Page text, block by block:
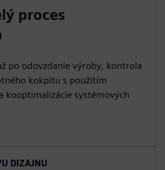
proces
po odovzdanie výroby, kontrola
kokpitu s použitím
kooptimalizácie systémových
DIZAJNU